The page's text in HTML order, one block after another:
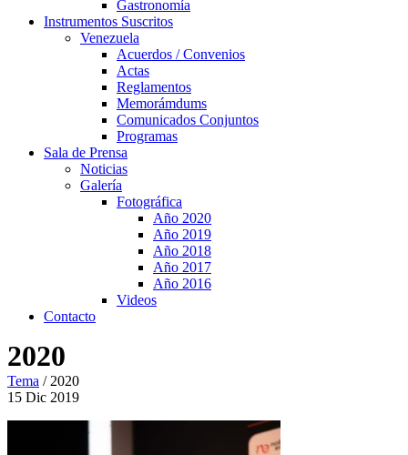
Gastronomía
Instrumentos Suscritos
Venezuela
Acuerdos / Convenios
Actas
Reglamentos
Memorámdums
Comunicados Conjuntos
Programas
Sala de Prensa
Noticias
Galería
Fotográfica
Año 2020
Año 2019
Año 2018
Año 2017
Año 2016
Videos
Contacto
2020
Tema / 2020
15 Dic 2019